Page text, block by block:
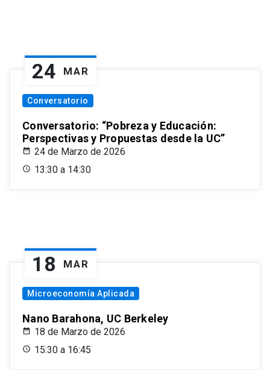
24 MAR
Conversatorio
Conversatorio: “Pobreza y Educación:
Perspectivas y Propuestas desde la UC”
24 de Marzo de 2026
13:30 a 14:30
18 MAR
Microeconomía Aplicada
Nano Barahona, UC Berkeley
18 de Marzo de 2026
15:30 a 16:45